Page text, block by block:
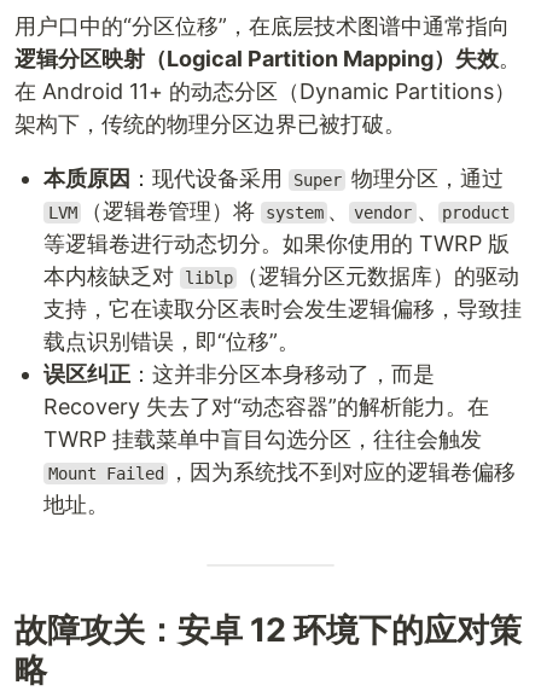
用户口中的“分区位移”，在底层技术图谱中通常指向
逻辑分区映射（Logical Partition Mapping）失效。
在 Android 11+ 的动态分区（Dynamic Partitions）
架构下，传统的物理分区边界已被打破。
本质原因 ：现代设备采用 Super 物理分区，通过
LVM （逻辑卷管理）将 system 、 vendor 、 product
等逻辑卷进行动态切分。如果你使用的 TWRP 版
本内核缺乏对
liblp
（逻辑分区元数据库）的驱动
支持，它在读取分区表时会发生逻辑偏移，导致挂
载点识别错误，即“位移”。
误区纠正 ：这并非分区本身移动了，而是
Recovery 失去了对“动态容器”的解析能力。在
TWRP 挂载菜单中盲目勾选分区，往往会触发
Mount Failed
，因为系统找不到对应的逻辑卷偏移
地址。
故障攻关：安卓 12 环境下的应对策
略